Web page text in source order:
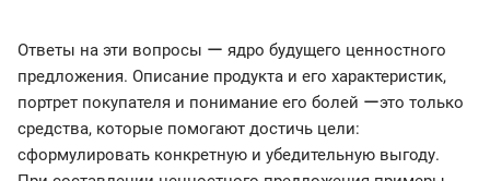
Ответы на эти вопросы ー ядро будущего ценностного
предложения. Описание продукта и его характеристик,
портрет покупателя и понимание его болей ーэто только
средства, которые помогают достичь цели:
сформулировать конкретную и убедительную выгоду.